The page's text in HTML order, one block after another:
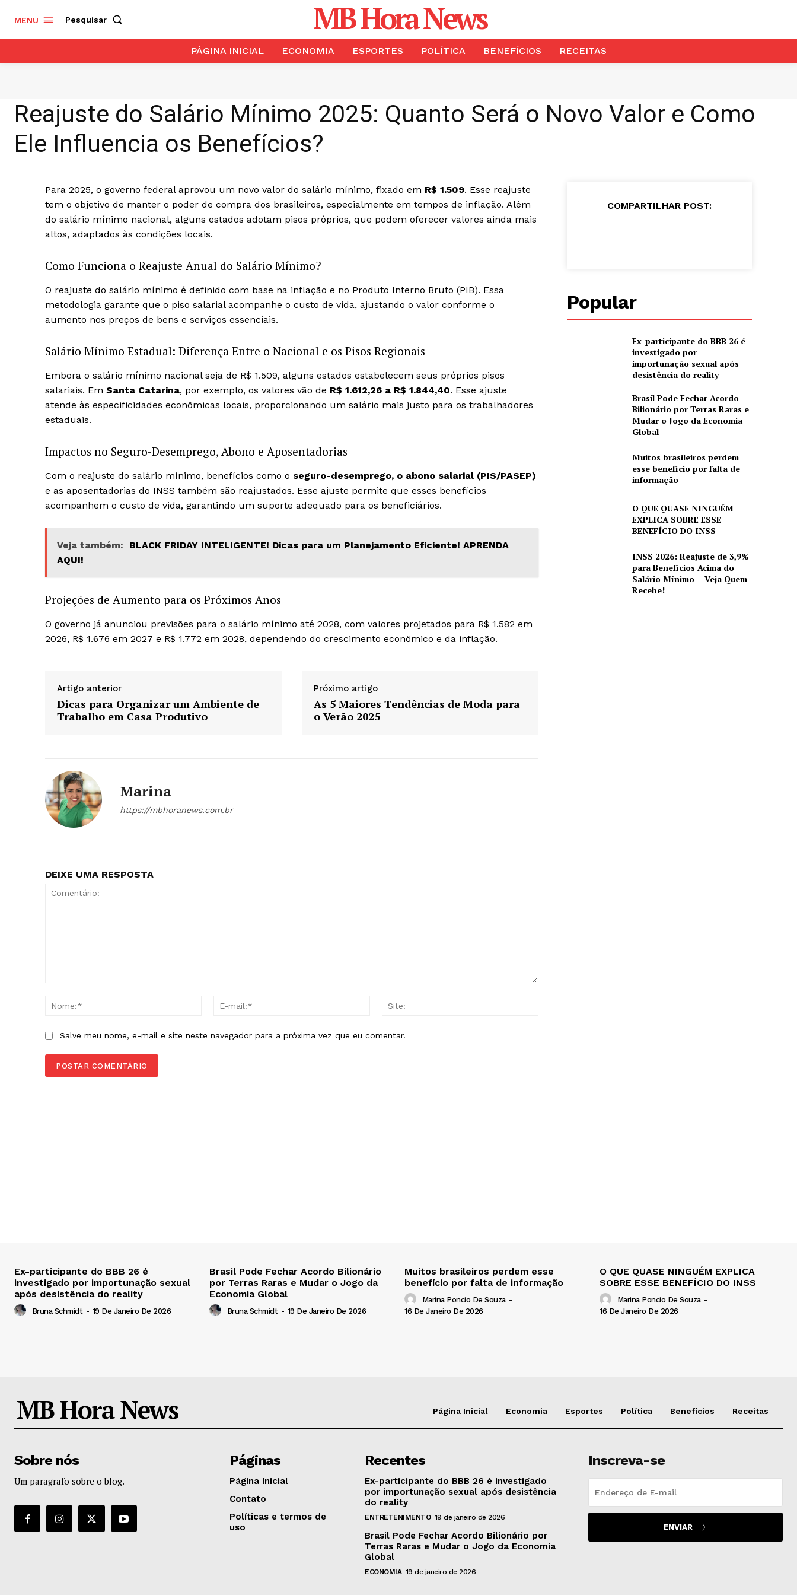
MENU Pesquisar MB Hora News
PÁGINA INICIAL ECONOMIA ESPORTES POLÍTICA BENEFÍCIOS RECEITAS
Reajuste do Salário Mínimo 2025: Quanto Será o Novo Valor e Como
Ele Influencia os Benefícios?
Para 2025, o governo federal aprovou um novo valor do salário mínimo, fixado em R$ 1.509. Esse reajuste
tem o objetivo de manter o poder de compra dos brasileiros, especialmente em tempos de inflação. Além
do salário mínimo nacional, alguns estados adotam pisos próprios, que podem oferecer valores ainda mais
altos, adaptados às condições locais.
Como Funciona o Reajuste Anual do Salário Mínimo?
O reajuste do salário mínimo é definido com base na inflação e no Produto Interno Bruto (PIB). Essa
metodologia garante que o piso salarial acompanhe o custo de vida, ajustando o valor conforme o
aumento nos preços de bens e serviços essenciais.
Salário Mínimo Estadual: Diferença Entre o Nacional e os Pisos Regionais
Embora o salário mínimo nacional seja de R$ 1.509, alguns estados estabelecem seus próprios pisos
salariais. Em Santa Catarina, por exemplo, os valores vão de R$ 1.612,26 a R$ 1.844,40. Esse ajuste
atende às especificidades econômicas locais, proporcionando um salário mais justo para os trabalhadores
estaduais.
Impactos no Seguro-Desemprego, Abono e Aposentadorias
Com o reajuste do salário mínimo, benefícios como o seguro-desemprego, o abono salarial (PIS/PASEP)
e as aposentadorias do INSS também são reajustados. Esse ajuste permite que esses benefícios
acompanhem o custo de vida, garantindo um suporte adequado para os beneficiários.
Veja também:
BLACK FRIDAY INTELIGENTE! Dicas para um Planejamento Eficiente! APRENDA
AQUI!
Projeções de Aumento para os Próximos Anos
O governo já anunciou previsões para o salário mínimo até 2028, com valores projetados para R$ 1.582 em
2026, R$ 1.676 em 2027 e R$ 1.772 em 2028, dependendo do crescimento econômico e da inflação.
Artigo anterior
Dicas para Organizar um Ambiente de
Trabalho em Casa Produtivo
Próximo artigo
As 5 Maiores Tendências de Moda para
o Verão 2025
Marina
https://mbhoranews.com.br
DEIXE UMA RESPOSTA
Nome:*
Salve meu nome, e-mail e site neste navegador para a próxima vez que eu comentar.
COMPARTILHAR POST:
Popular
Ex-participante do BBB 26 é
investigado por
importunação sexual após
desistência do reality
Brasil Pode Fechar Acordo
Bilionário por Terras Raras e
Mudar o Jogo da Economia
Global
Muitos brasileiros perdem
esse benefício por falta de
informação
O QUE QUASE NINGUÉM
EXPLICA SOBRE ESSE
BENEFÍCIO DO INSS
INSS 2026: Reajuste de 3,9%
para Benefícios Acima do
Salário Mínimo – Veja Quem
Recebe!
Ex-participante do BBB 26 é
investigado por importunação sexual
após desistência do reality
Bruna Schmidt - 19 De Janeiro De 2026
Brasil Pode Fechar Acordo Bilionário
por Terras Raras e Mudar o Jogo da
Economia Global
Bruna Schmidt - 19 De Janeiro De 2026
Muitos brasileiros perdem esse
benefício por falta de informação
Marina Poncio De Souza -
16 De Janeiro De 2026
O QUE QUASE NINGUÉM EXPLICA
SOBRE ESSE BENEFÍCIO DO INSS
Marina Poncio De Souza -
16 De Janeiro De 2026
MB Hora News Página Inicial Economia Esportes Política Benefícios Receitas
Sobre nós
Um paragrafo sobre o blog.
Páginas
Página Inicial
Contato
Políticas e termos de
uso
Recentes
Ex-participante do BBB 26 é investigado
por importunação sexual após desistência
do reality
ENTRETENIMENTO 19 de janeiro de 2026
Brasil Pode Fechar Acordo Bilionário por
Terras Raras e Mudar o Jogo da Economia
Global
ECONOMIA 19 de janeiro de 2026
Inscreva-se
ENVIAR